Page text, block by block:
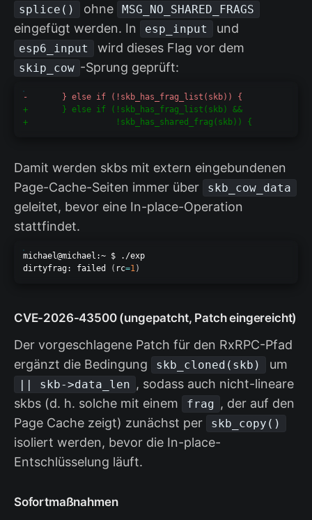
splice() ohne MSG_NO_SHARED_FRAGS
eingefügt werden. In esp_input und
esp6_input wird dieses Flag vor dem
skip_cow -Sprung geprüft:
-
+
+
Damit werden skbs mit extern eingebundenen
Page-Cache-Seiten immer über
skb_cow_data
geleitet, bevor eine In-place-Operation
stattfindet.
michael@michael:~ $ ./exp
dirtyfrag: failed
( rc=1)
CVE-2026-43500 (ungepatcht, Patch eingereicht)
Der vorgeschlagene Patch für den RxRPC-Pfad
ergänzt die Bedingung
skb_cloned(skb) um
|| skb->data_len , sodass auch nicht-lineare
skbs (d. h. solche mit einem
frag , der auf den
Page Cache zeigt) zunächst per
skb_copy()
isoliert werden, bevor die In-place-
Entschlüsselung läuft.
Sofortmaßnahmen